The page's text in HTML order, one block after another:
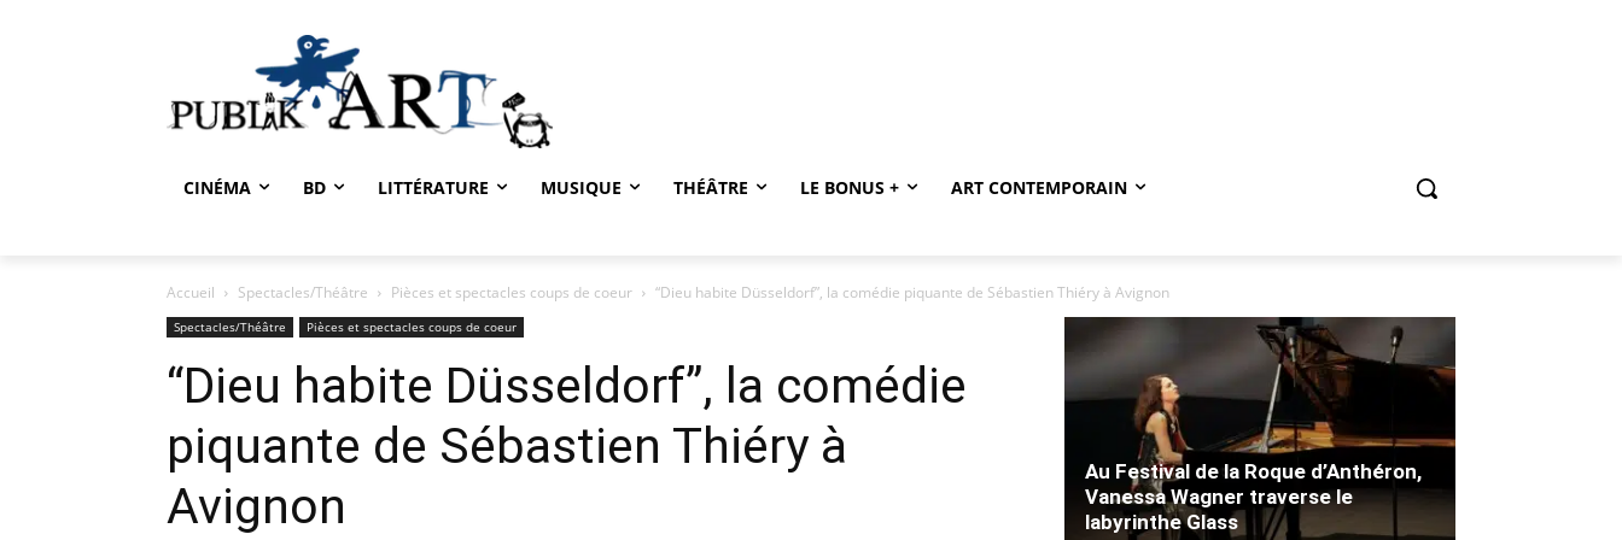
CINÉMA BD LITTÉRATURE MUSIQUE THÉÂTRE LE BONUS + ART CONTEMPORAIN
Accueil Spectacles/Théâtre Pièces et spectacles coups de coeur “Dieu habite Düsseldorf”, la comédie piquante de Sébastien Thiéry à Avignon
Spectacles/Théâtre Pièces et spectacles coups de coeur
“Dieu habite Düsseldorf”, la comédie
piquante de Sébastien Thiéry à
Avignon
Au Festival de la Roque d’Anthéron,
Vanessa Wagner traverse le
labyrinthe Glass